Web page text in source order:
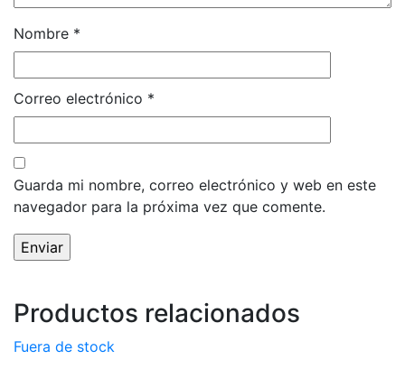
Nombre *
Correo electrónico *
Guarda mi nombre, correo electrónico y web en este
navegador para la próxima vez que comente.
Productos relacionados
Fuera de stock